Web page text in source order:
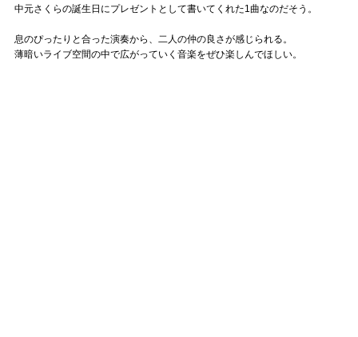
中元さくらの誕生日にプレゼントとして書いてくれた1曲なのだそう。
息のぴったりと合った演奏から、二人の仲の良さが感じられる。
薄暗いライブ空間の中で広がっていく音楽をぜひ楽しんでほしい。